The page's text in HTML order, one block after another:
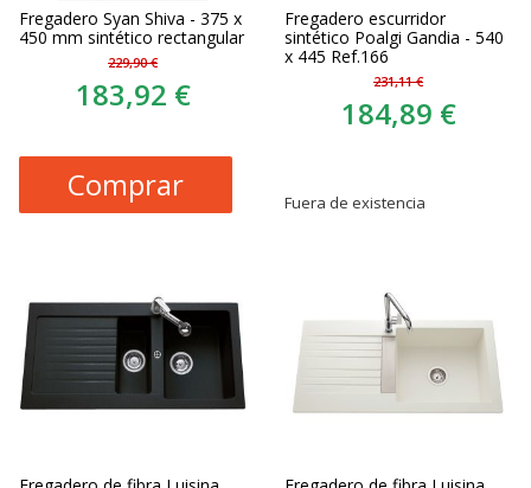
Fregadero Syan Shiva - 375 x
450 mm sintético rectangular
229,90 €
183,92 €
Comprar
Fregadero escurridor
sintético Poalgi Gandia - 540
x 445 Ref.166
231,11 €
184,89 €
Fuera de existencia